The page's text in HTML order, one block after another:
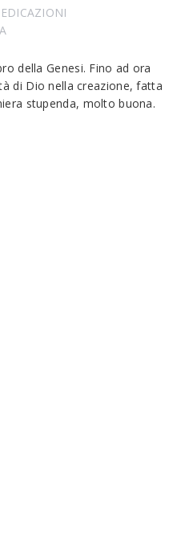
della Genesi. Fino ad ora
di Dio nella creazione, fatta
stupenda, molto buona.